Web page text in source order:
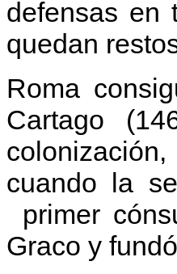
defensas en
quedan
Roma
Cartago
cuando la
primer
Graco y